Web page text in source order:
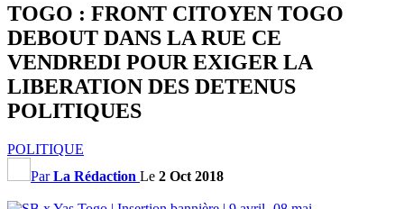
TOGO : FRONT CITOYEN TOGO
DEBOUT DANS LA RUE CE
VENDREDI POUR EXIGER LA
LIBERATION DES DETENUS
POLITIQUES
POLITIQUE
ParLa Rédaction Le 2 Oct 2018